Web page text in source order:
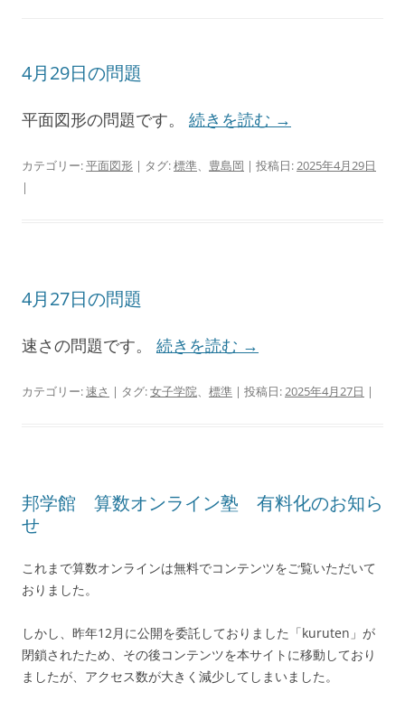
4月29日の問題
平面図形の問題です。 続きを読む →
カテゴリー:平面図形 | タグ:標準、 豊島岡 | 投稿日:2025年4月29日
|
4月27日の問題
速さの問題です。 続きを読む →
カテゴリー:速さ | タグ:女子学院、 標準 | 投稿日:2025年4月27日 |
邦学館 算数オンライン塾 有料化のお知ら
せ
これまで算数オンラインは無料でコンテンツをご覧いただいて
おりました。
しかし、昨年12月に公開を委託しておりました「kuruten」が
閉鎖されたため、その後コンテンツを本サイトに移動しており
ましたが、アクセス数が大きく減少してしまいました。